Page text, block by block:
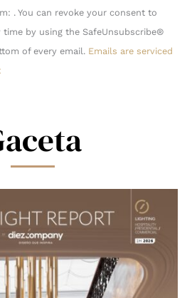
. You can revoke your consent to
time by using the SafeUnsubscribe®
of every email. Emails are serviced